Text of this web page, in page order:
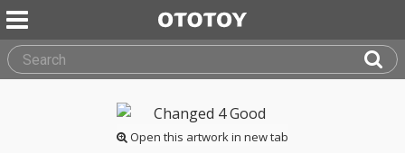
Open this artwork in new tab